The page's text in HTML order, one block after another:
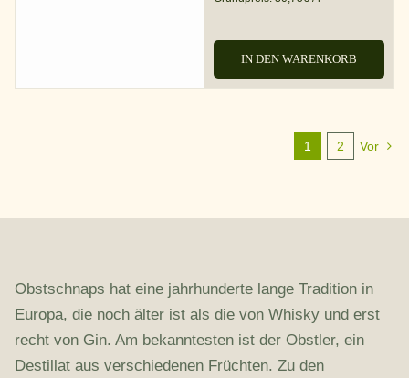
IN DEN WARENKORB
1 2 Vor
Obstschnaps hat eine jahrhunderte lange Tradition in
Europa, die noch älter ist als die von Whisky und erst
recht von Gin. Am bekanntesten ist der Obstler, ein
Destillat aus verschiedenen Früchten. Zu den